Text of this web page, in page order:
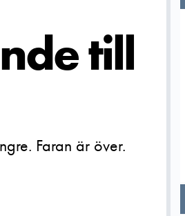
till
Faran är över.